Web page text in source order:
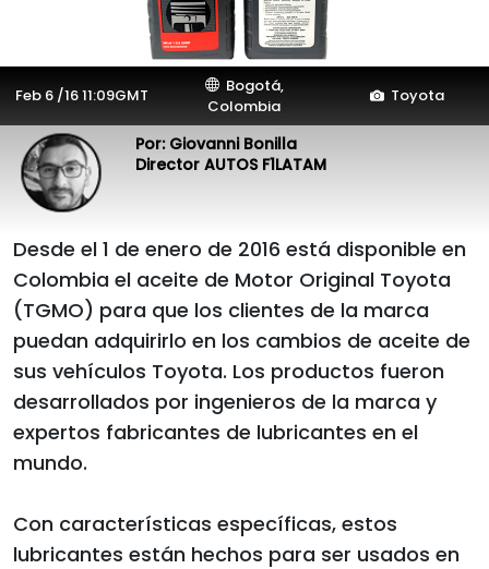
Feb 6 /16 11:09GMT
Bogotá,
Colombia
Toyota
Por: Giovanni Bonilla
Director AUTOS F1LATAM
Desde el 1 de enero de 2016 está disponible en
Colombia el aceite de Motor Original Toyota
(TGMO) para que los clientes de la marca
puedan adquirirlo en los cambios de aceite de
sus vehículos Toyota. Los productos fueron
desarrollados por ingenieros de la marca y
expertos fabricantes de lubricantes en el
mundo.
Con características específicas, estos
lubricantes están hechos para ser usados en